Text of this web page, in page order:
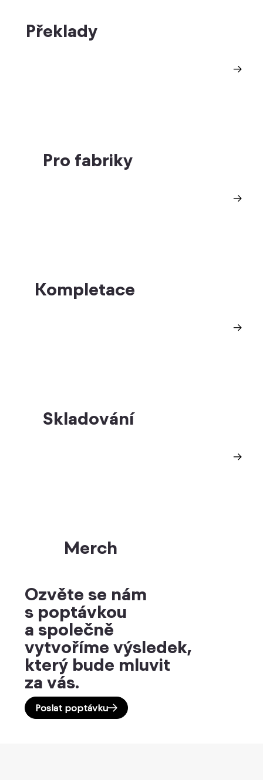
Překlady
Pro fabriky
Kompletace
Skladování
Merch
Ozvěte se nám
s poptávkou
a společně
vytvoříme výsledek,
který bude mluvit
za vás.
Poslat poptávku